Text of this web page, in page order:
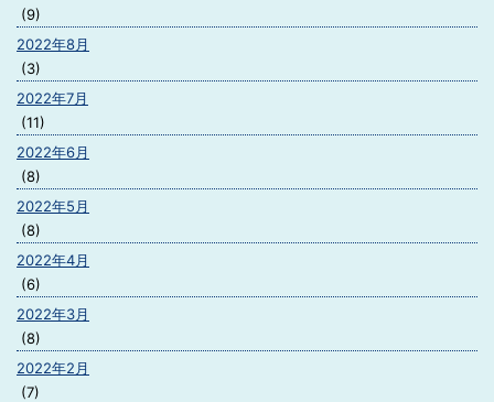
(9)
2022年8月
(3)
2022年7月
(11)
2022年6月
(8)
2022年5月
(8)
2022年4月
(6)
2022年3月
(8)
2022年2月
(7)